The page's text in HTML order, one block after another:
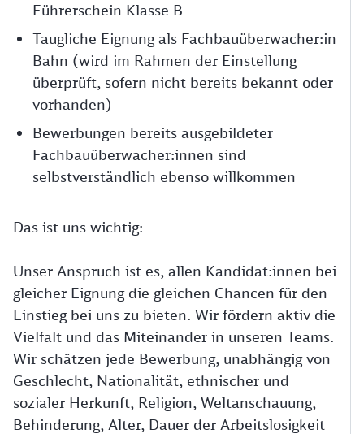
Führerschein Klasse B
Taugliche Eignung als Fachbauüberwacher:in
Bahn (wird im Rahmen der Einstellung
überprüft, sofern nicht bereits bekannt oder
vorhanden)
Bewerbungen bereits ausgebildeter
Fachbauüberwacher:innen sind
selbstverständlich ebenso willkommen
Das ist uns wichtig:
Unser Anspruch ist es, allen Kandidat:innen bei
gleicher Eignung die gleichen Chancen für den
Einstieg bei uns zu bieten. Wir fördern aktiv die
Vielfalt und das Miteinander in unseren Teams.
Wir schätzen jede Bewerbung, unabhängig von
Geschlecht, Nationalität, ethnischer und
sozialer Herkunft, Religion, Weltanschauung,
Behinderung, Alter, Dauer der Arbeitslosigkeit